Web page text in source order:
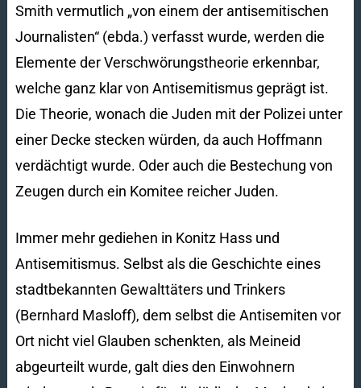
Smith vermutlich „von einem der antisemitischen
Journalisten“ (ebda.) verfasst wurde, werden die
Elemente der Verschwörungstheorie erkennbar,
welche ganz klar von Antisemitismus geprägt ist.
Die Theorie, wonach die Juden mit der Polizei unter
einer Decke stecken würden, da auch Hoffmann
verdächtigt wurde. Oder auch die Bestechung von
Zeugen durch ein Komitee reicher Juden.
Immer mehr gediehen in Konitz Hass und
Antisemitismus. Selbst als die Geschichte eines
stadtbekannten Gewalttäters und Trinkers
(Bernhard Masloff), dem selbst die Antisemiten vor
Ort nicht viel Glauben schenkten, als Meineid
abgeurteilt wurde, galt dies den Einwohnern